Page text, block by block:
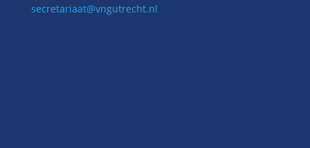
secretariaat@vngutrecht.nl